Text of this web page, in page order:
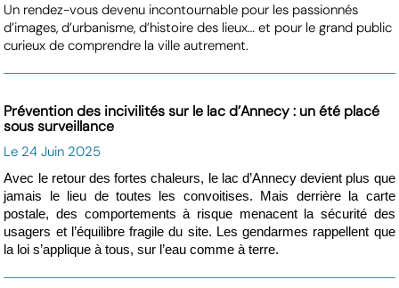
Un rendez-vous devenu incontournable pour les passionnés
d’images, d’urbanisme, d’histoire des lieux… et pour le grand public
curieux de comprendre la ville autrement.
Prévention des incivilités sur le lac d’Annecy : un été placé
sous surveillance
Le 24 Juin 2025
Avec le retour des fortes chaleurs, le lac d’Annecy devient plus que
jamais le lieu de toutes les convoitises. Mais derrière la carte
postale, des comportements à risque menacent la sécurité des
usagers et l’équilibre fragile du site. Les gendarmes rappellent que
la loi s’applique à tous, sur l’eau comme à terre.